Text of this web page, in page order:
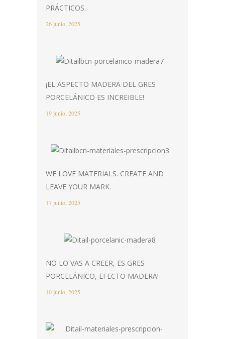
PRÁCTICOS.
26 junio, 2025
¡EL ASPECTO MADERA DEL GRES
PORCELÁNICO ES INCREIBLE!
19 junio, 2025
WE LOVE MATERIALS. CREATE AND
LEAVE YOUR MARK.
17 junio, 2025
NO LO VAS A CREER, ES GRES
PORCELÁNICO, EFECTO MADERA!
10 junio, 2025